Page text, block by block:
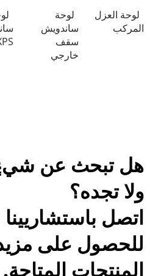
لوحة العزل
المركب
لوحة
ساندويش
سقف
خارجي
هل تبحث عن
ولا تجده؟
اتصل باستشاريينا
للحصول على
المنتجات المتاحة.